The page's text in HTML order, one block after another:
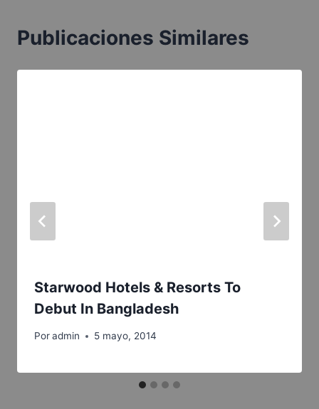
Publicaciones Similares
Starwood Hotels & Resorts To
Debut In Bangladesh
Poradmin 5 mayo, 2014